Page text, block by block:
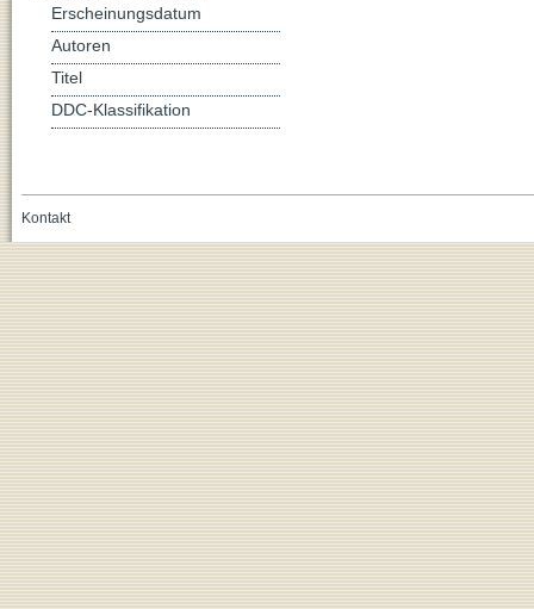
Erscheinungsdatum
Autoren
Titel
DDC-Klassifikation
Kontakt